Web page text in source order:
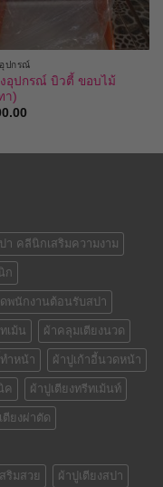
ปกรณ์
อุปกรณ์ บิวตี้ ขอบไม้
า)
คลีนิกเสริมความงาม
ก
พนักงานต้อนรับสปา
เม้น ผ้าคลุมเตียงนวด
ำหน้า ผ้าปูเก้าอี้นวดหน้า
ค ผ้าปูเตียงทรีทเม้นท์
ตียงผ่าตัด
ริมสวย ผ้าปูเตียงสปา